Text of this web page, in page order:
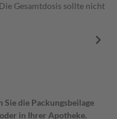
Gesamtdosis sollte nicht
die Packungsbeilage
in Ihrer Apotheke.